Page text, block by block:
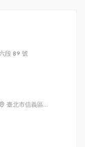
段 89 號
臺北市信義區